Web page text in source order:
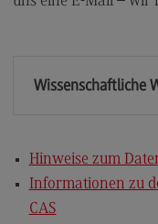
Wissenschaftliche
Hinweise zum
Informationen zu
CAS